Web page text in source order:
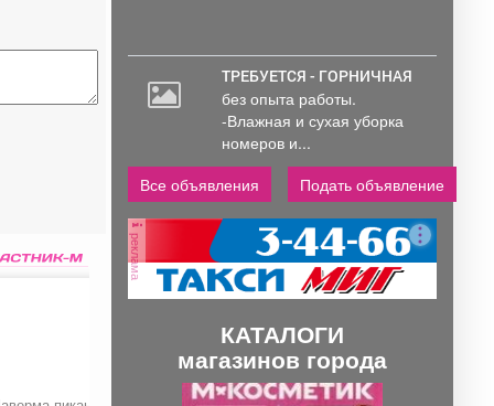
ТРЕБУЕТСЯ - ГОРНИЧНАЯ
без опыта работы.
-Влажная и сухая уборка
номеров и...
Все объявления
Подать объявление
реклама
КАТАЛОГИ
магазинов города